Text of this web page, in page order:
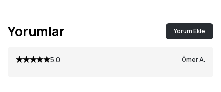
Yorumlar Yorum Ekle
5.0 ÖmerA.